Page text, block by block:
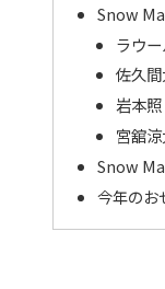
Snow
ラウ
佐久
岩本照
宮舘
Snow
今年のお